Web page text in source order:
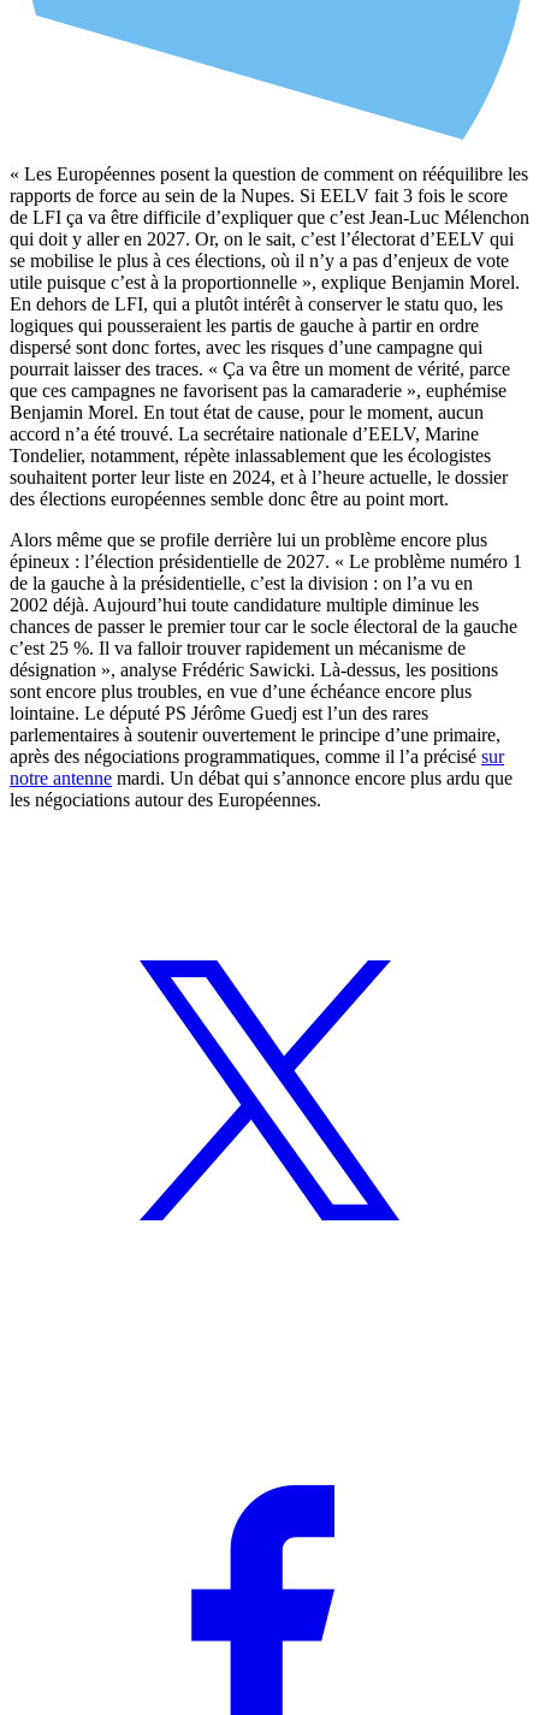
« Les Européennes posent la question de comment on rééquilibre les
rapports de force au sein de la Nupes. Si EELV fait 3 fois le score
de LFI ça va être difficile d’expliquer que c’est Jean-Luc Mélenchon
qui doit y aller en 2027. Or, on le sait, c’est l’électorat d’EELV qui
se mobilise le plus à ces élections, où il n’y a pas d’enjeux de vote
utile puisque c’est à la proportionnelle », explique Benjamin Morel.
En dehors de LFI, qui a plutôt intérêt à conserver le statu quo, les
logiques qui pousseraient les partis de gauche à partir en ordre
dispersé sont donc fortes, avec les risques d’une campagne qui
pourrait laisser des traces. « Ça va être un moment de vérité, parce
que ces campagnes ne favorisent pas la camaraderie », euphémise
Benjamin Morel. En tout état de cause, pour le moment, aucun
accord n’a été trouvé. La secrétaire nationale d’EELV, Marine
Tondelier, notamment, répète inlassablement que les écologistes
souhaitent porter leur liste en 2024, et à l’heure actuelle, le dossier
des élections européennes semble donc être au point mort.
Alors même que se profile derrière lui un problème encore plus
épineux : l’élection présidentielle de 2027. « Le problème numéro 1
de la gauche à la présidentielle, c’est la division : on l’a vu en
2002 déjà. Aujourd’hui toute candidature multiple diminue les
chances de passer le premier tour car le socle électoral de la gauche
c’est 25 %. Il va falloir trouver rapidement un mécanisme de
désignation », analyse Frédéric Sawicki. Là-dessus, les positions
sont encore plus troubles, en vue d’une échéance encore plus
lointaine. Le député PS Jérôme Guedj est l’un des rares
parlementaires à soutenir ouvertement le principe d’une primaire,
après des négociations programmatiques, comme il l’a précisé sur
notre antenne mardi. Un débat qui s’annonce encore plus ardu que
les négociations autour des Européennes.